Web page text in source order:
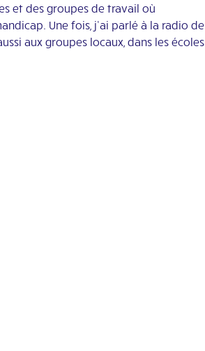
et des groupes de travail où
Une fois, j’ai parlé à la radio de
aux groupes locaux, dans les écoles